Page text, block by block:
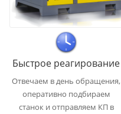
Быстрое реагирование
Отвечаем в день обращения,
оперативно подбираем
станок и отправляем КП в